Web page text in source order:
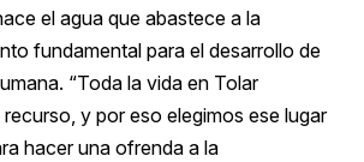
el agua que abastece a la
fundamental para el desarrollo de
“Toda la vida en Tolar
y por eso elegimos ese lugar
hacer una ofrenda a la